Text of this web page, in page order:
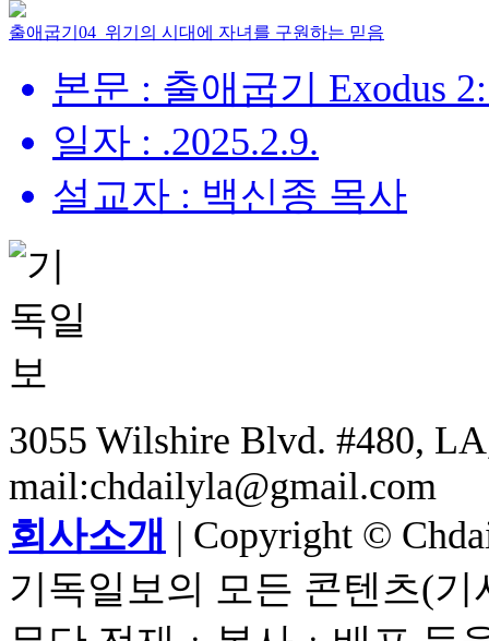
출애굽기04_위기의 시대에 자녀를 구원하는 믿음
본문 : 출애굽기 Exodus
일자 : .2025.2.9.
설교자 : 백신종 목사
3055 Wilshire Blvd. #480,
mail:chdailyla@gmail.com
회사소개 | Copyright ©
기독일보의 모든 콘텐츠(